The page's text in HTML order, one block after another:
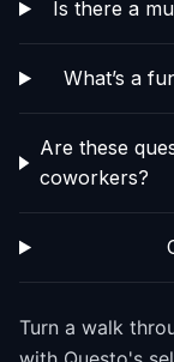
Is there a
What’s a
Are these
coworkers?
Turn a walk